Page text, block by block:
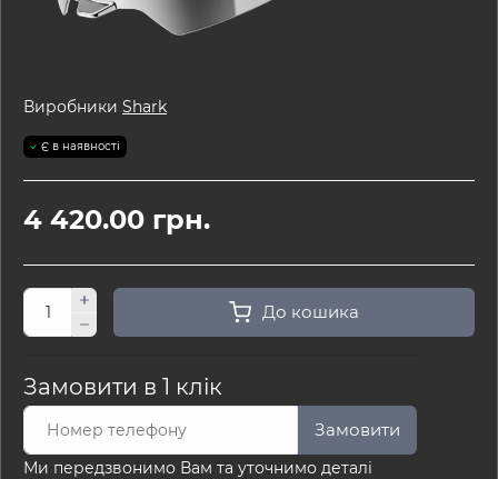
Виробники Shark
Є в наявності
4 420.00 грн.
До кошика
Замовити в 1 клік
Замовити
Ми передзвонимо Вам та уточнимо деталі